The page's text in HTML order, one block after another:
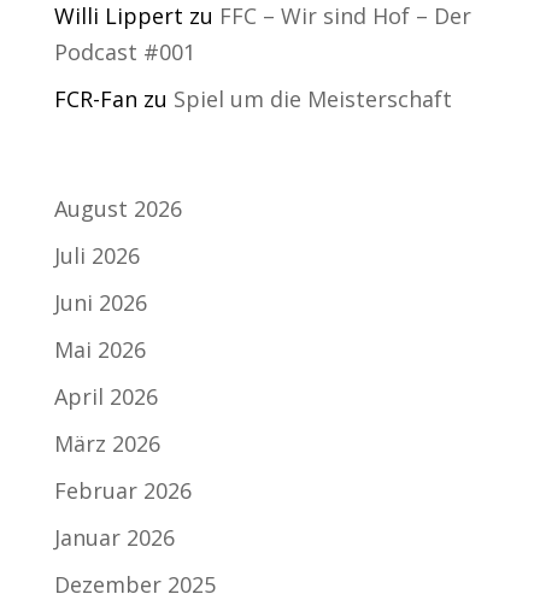
Willi Lippert zu FFC – Wir sind Hof – Der
Podcast #001
FCR-Fan zu Spiel um die Meisterschaft
August 2026
Juli 2026
Juni 2026
Mai 2026
April 2026
März 2026
Februar 2026
Januar 2026
Dezember 2025